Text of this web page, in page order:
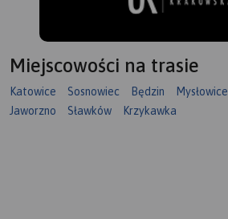
Miejscowości na trasie
Katowice Sosnowiec Będzin Mysłowice
Jaworzno
Sławków Krzykawka